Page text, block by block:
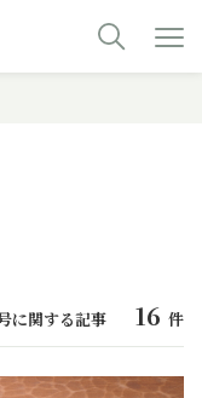
に関する記事 16 件